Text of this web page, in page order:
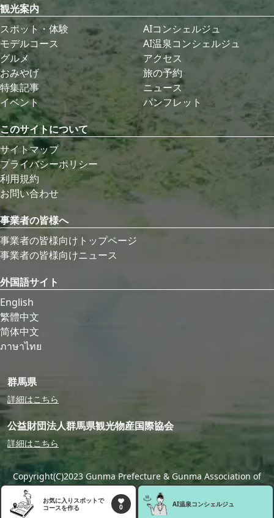
お気に入りスポットで
コースを作る
0 AI温泉コンシェルジュ
観光案内
スポット・体験
モデルコース
グルメ
おみやげ
特集記事
イベント
AIコンシェルジュ
AI温泉コンシェルジュ
アクセス
旅の予約
ニュース
パンフレット
このサイトについて
サイトマップ
プライバシーポリシー
利用規約
お問い合わせ
事業者の皆様へ
事業者の皆様向けトップページ
事業者の皆様向けニュース
外国語サイト
English
繁體中文
简体中文
ภาษาไทย
群馬県
詳細はこちら
公益財団法人群馬県観光物産国際協会
詳細はこちら
Copyright(C)2023 Gunma Prefecture & Gunma Association of
Tourism,Local Products & International Exchange